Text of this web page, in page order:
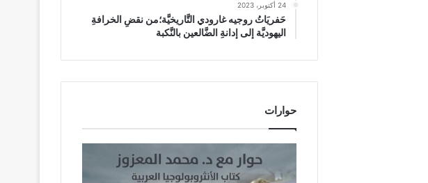
24 أكتوبر، 2023
حَفريَاتُ روجيه غارودي التَّاريخيَّة؛من نقضِ الخرافةِ
اليهوديَّة إلى إدانةِ الضَّالعين بالنَّكبة
حوارات